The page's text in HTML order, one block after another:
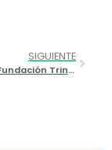
SIGUIENTE
Tuawa y la Fundación Trinidad Alfonso se alían para impulsar el deporte y cuidar el planeta en la Comunitat de l’Esport